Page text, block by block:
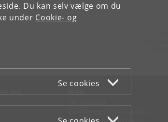
Du kan selv vælge om du
under Cookie- og
Se cookies
OG
WEB